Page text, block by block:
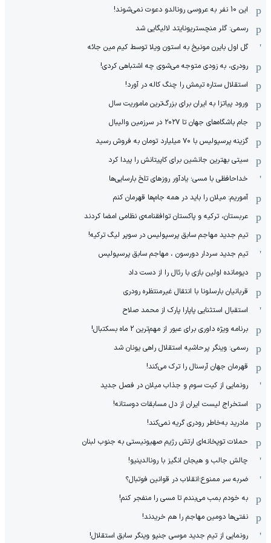
این 10 نفر به عروسی رونالدو دعوت نمی‌شوند!
رسمی: گلر منچستریونایتد لالیگایی شد
گل اول بایرن مونیخ به استون ویلا توسط کیم مین جائه
رودری، به زودی متوجه می‌شوی چه اشتباهی کردی!
استقلال ستاره تیمش را چنگ کاله در آورد!
ورود پیاتزا به ایران برای بزرگ‌ترین ماموریت سال
جام باشگاه‌های جهان تا ۲۰۲۷ در سرزمین والیبال
گزینه پرسپولیس با ۷۰ میلیارد تومان به فروش رسید
سیتی بهترین جانشین برای کاپیتانش را پیدا کرد
خداحافظی با مسی؛ یادآور روزهای تلخ بارسایی‌ها
آموریم: میلان را باید در همه جام‌ها قهرمان کنم
عربستان، ترکیه و پاکستان توافقنامه‌ی نظامی امضا کردند
تیم جدید مهاجم سابق پرسپولیس در سوپر لیگ ترکیه!
تیم جدید سردار دورسون ، مهاجم سابق پرسپولیس
دیومانده اولین بازی با رئال را از دست داد
قربانیان بارسلونا با انتقال غیرمنتظره رودری
استقبال استثنایی پاپارا پارک از محمد صلاح
برنامه ویژه داوری برای عبور از مهم‌ترین 2 ماه بسکتبال!
رسمی: وینگر پرحاشیه استقلال راهی یونان شد
قهرمان جهان آرسنال را ترک می‌کند!
رونمایی از کیت سوم و جذاب میلان در فصل جدید
استخراج لیست ایران از دل مسابقات دوستانه!
مادرید به‌خاطر رودری گریه نمی‌کند!
حملات توپخانه‌ای ارتش رژیم صهیونیستی به جنوب لبنان
چالش جالب و هیجان انگیز با رونالدینیو!
ضربه سر ممنوع؛انقلاب در قوانین فوتبال؟
به خودم بمب می‌بندم تا مسی را منفجر کنم!
نفتی‌ها دومین مهاجم را هم خریدند!
رونمایی از تیم جدید موسی جنپو وینگر سابق استقلال!